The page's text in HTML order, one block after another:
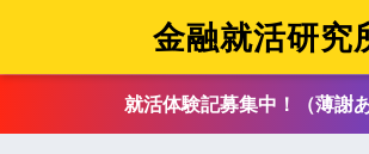
金融就活研究
就活体験記募集中！（薄謝あ